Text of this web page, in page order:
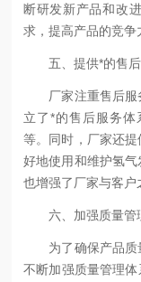
断研发新产品和改
求，提高产品的竞争
五、提供*的售后
厂家注重售后服
立了*的售后服务
等。同时，厂家还
好地使用和维护氢气
也增强了厂家与客户
六、加强质量管
为了确保产品质
不断加强质量管理